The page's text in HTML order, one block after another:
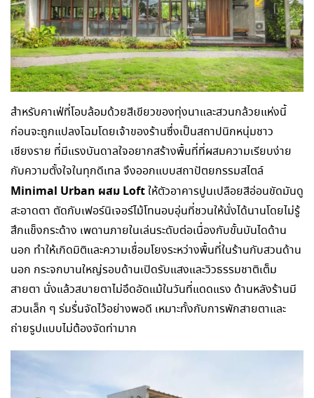
สำหรับคาเฟ่ที่โอบล้อมด้วยสีเขียวของทุ่งนาและสวนกล้วยแห่งนี้
ก่อนจะถูกแปลงโฉมโดยเจ้าของร้านซึ่งเป็นสถาปนิกหนุ่มชาว
เชียงราย ที่มีแรงบันดาลใจอยากสร้างพื้นที่ที่ผสมความเรียบง่าย
กับความตั้งใจในทุกดีเทล จึงออกแบบสถาปัตยกรรมสไตล์
Minimal Urban ผสม Loftให้ตัวอาคารปูนเปลือยสีอ่อนขัดมันดู
สะอาดตา ตัดกับเฟอร์นิเจอร์ไม้โทนอบอุ่นที่ชวนให้นั่งได้นานโดยไม่รู้
สึกแข็งกระด้าง เพดานภายในเล่นระดับต่อเนื่องกับขั้นบันไดด้าน
นอก ทำให้เกิดมิติและความเชื่อมโยงระหว่างพื้นที่ในร้านกับสวนด้าน
นอก กระจกบานใหญ่รอบด้านเปิดรับแสงและวิวธรรมชาติเต็ม
สายตา นั่งแล้วสบายตาไม่อึดอัดแม้ในวันที่แดดแรง ด้านหลังร้านมี
สวนเล็ก ๆ ร่มรื่นจัดไว้อย่างพอดี เหมาะทั้งกับการพักสายตาและ
ถ่ายรูปแบบไม่ต้องจัดท่ามาก